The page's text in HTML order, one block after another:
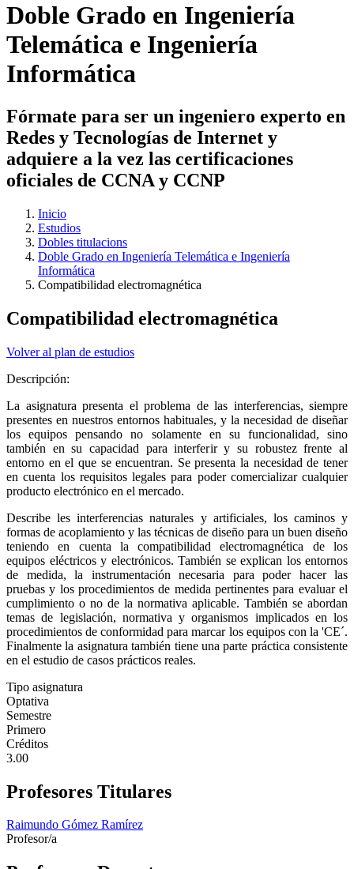
Doble Grado en Ingeniería
Telemática e Ingeniería
Informática
Fórmate para ser un ingeniero experto en
Redes y Tecnologías de Internet y
adquiere a la vez las certificaciones
oficiales de CCNA y CCNP
Inicio
Estudios
Dobles titulacions
Doble Grado en Ingeniería Telemática e Ingeniería
Informática
Compatibilidad electromagnética
Compatibilidad electromagnética
Volver al plan de estudios
Descripción:
La asignatura presenta el problema de las interferencias, siempre
presentes en nuestros entornos habituales, y la necesidad de diseñar
los equipos pensando no solamente en su funcionalidad, sino
también en su capacidad para interferir y su robustez frente al
entorno en el que se encuentran. Se presenta la necesidad de tener
en cuenta los requisitos legales para poder comercializar cualquier
producto electrónico en el mercado.
Describe les interferencias naturales y artificiales, los caminos y
formas de acoplamiento y las técnicas de diseño para un buen diseño
teniendo en cuenta la compatibilidad electromagnética de los
equipos eléctricos y electrónicos. También se explican los entornos
de medida, la instrumentación necesaria para poder hacer las
pruebas y los procedimientos de medida pertinentes para evaluar el
cumplimiento o no de la normativa aplicable. También se abordan
temas de legislación, normativa y organismos implicados en los
procedimientos de conformidad para marcar los equipos con la 'CE´.
Finalmente la asignatura también tiene una parte práctica consistente
en el estudio de casos prácticos reales.
Tipo asignatura
Optativa
Semestre
Primero
Créditos
3.00
Profesores Titulares
Raimundo Gómez Ramírez
Profesor/a